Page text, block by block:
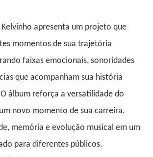
Kelvinho apresenta um projeto que
momentos de sua trajetória
faixas emocionais, sonoridades
que acompanham sua história
álbum reforça a versatilidade do
novo momento de sua carreira,
memória e evolução musical em um
para diferentes públicos.